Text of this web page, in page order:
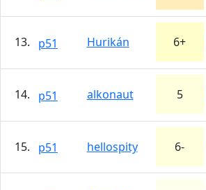
13. p51 Hurikán 6+
14. p51 alkonaut 5
15. p51 hellospity 6-